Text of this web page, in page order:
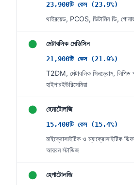
23,900টি কেস (23.9%)
থাইরয়েড, PCOS, ভিটামিন ডি,
● মেটাবলিক মেডিসিন
21,900টি কেস (21.9%)
T2DM, মেটাবলিক সিনড্রোম, লিপিড
হাইপারইউরিসেমিয়া
● হেমাটোলজি
15,400টি কেস (15.4%)
মাইক্রোসাইটিক ও ম্যাক্রোসাইটিক
আয়রন স্টাডিজ
● হেপাটোলজি